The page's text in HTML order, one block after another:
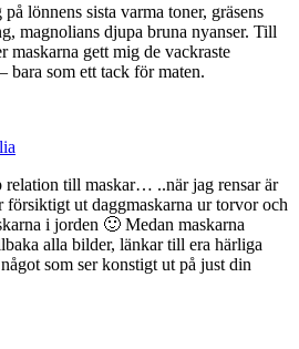
lönnens sista varma toner, gräsens
magnolians djupa bruna nyanser. Till
maskarna gett mig de vackraste
bara som ett tack för maten.
relation till maskar… ..när jag rensar är
försiktigt ut daggmaskarna ur torvor och
i jorden 🙂 Medan maskarna
alla bilder, länkar till era härliga
som ser konstigt ut på just din